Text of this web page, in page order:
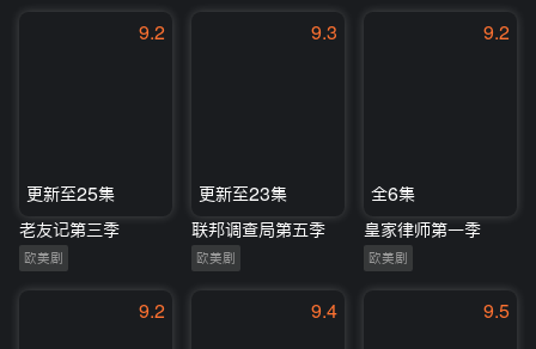
9.2
更新至25集
老友记第三季
欧美剧
9.3
更新至23集
联邦调查局第五季
欧美剧
9.2
全6集
皇家律师第一季
欧美剧
9.2 9.4 9.5